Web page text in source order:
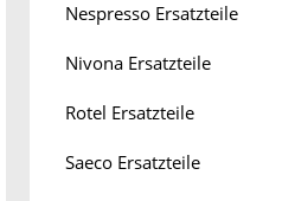
Nespresso Ersatzteile
Nivona Ersatzteile
Rotel Ersatzteile
Saeco Ersatzteile